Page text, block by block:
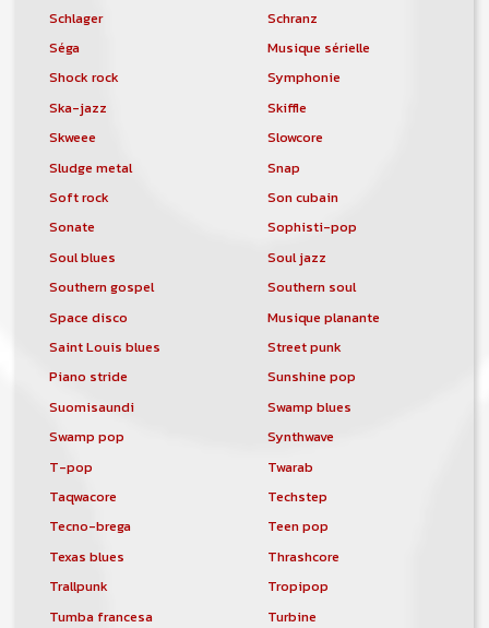
Schlager
Schranz
Séga
Musique sérielle
Shock rock
Symphonie
Ska-jazz
Skiffle
Skweee
Slowcore
Sludge metal
Snap
Soft rock
Son cubain
Sonate
Sophisti-pop
Soul blues
Soul jazz
Southern gospel
Southern soul
Space disco
Musique planante
Saint Louis blues
Street punk
Piano stride
Sunshine pop
Suomisaundi
Swamp blues
Swamp pop
Synthwave
T-pop
Twarab
Taqwacore
Techstep
Tecno-brega
Teen pop
Texas blues
Thrashcore
Trallpunk
Tropipop
Tumba francesa
Turbine